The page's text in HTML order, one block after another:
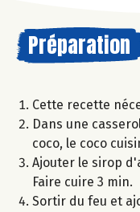
Préparation
Cette recette
Dans une
coco, le coco
Ajouter le sirop
Faire cuire 3 min.
Sortir du feu et